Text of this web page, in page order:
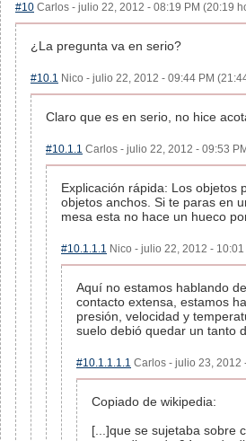
#10 Carlos - julio 22, 2012 - 08:19 PM (20:19
¿La pregunta va en serio?
#10.1 Nico - julio 22, 2012 - 09:44 PM
Claro que es en serio, no hice
#10.1.1 Carlos - julio 22, 2012 - 09:53
Explicación rápida: Los objetos
objetos anchos. Si te paras en
mesa esta no hace un hueco
#10.1.1.1 Nico - julio 22, 2012 -
Aquí no estamos hablando
contacto extensa, estamos
presión, velocidad y
suelo debió quedar un tanto
#10.1.1.1.1 Carlos - julio 23, 2012
Copiado de wikipedia:
[...]que se sujetaba sobre